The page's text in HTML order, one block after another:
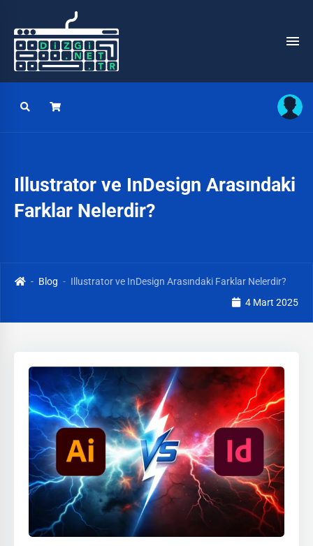
Illustrator ve InDesign Arasındaki
Farklar Nelerdir?
Blog
Illustrator ve InDesign Arasındaki Farklar Nelerdir?
4 Mart 2025